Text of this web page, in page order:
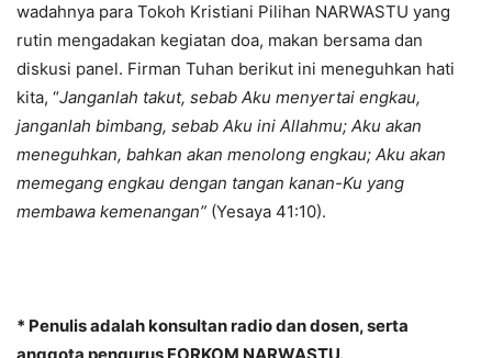
wadahnya para Tokoh Kristiani Pilihan NARWASTU yang
rutin mengadakan kegiatan doa, makan bersama dan
diskusi panel. Firman Tuhan berikut ini meneguhkan hati
kita, “Janganlah takut, sebab Aku menyertai engkau,
janganlah bimbang, sebab Aku ini Allahmu; Aku akan
meneguhkan, bahkan akan menolong engkau; Aku akan
memegang engkau dengan tangan kanan-Ku yang
membawa kemenangan” (Yesaya 41:10).
* Penulis adalah konsultan radio dan dosen, serta